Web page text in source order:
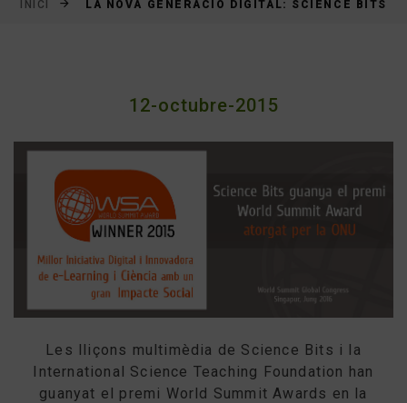
INICI LA NOVA GENERACIÓ DIGITAL: SCIENCE BITS
12-octubre-2015
Les lliçons multimèdia de Science Bits i la
International Science Teaching Foundation han
guanyat el premi World Summit Awards en la